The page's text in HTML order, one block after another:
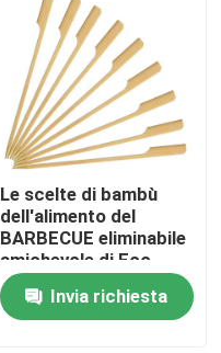
Le scelte di bambù
dell'alimento del
BARBECUE eliminabile
amichevole di Eco
infilza a 12 pollici
Invia richiesta